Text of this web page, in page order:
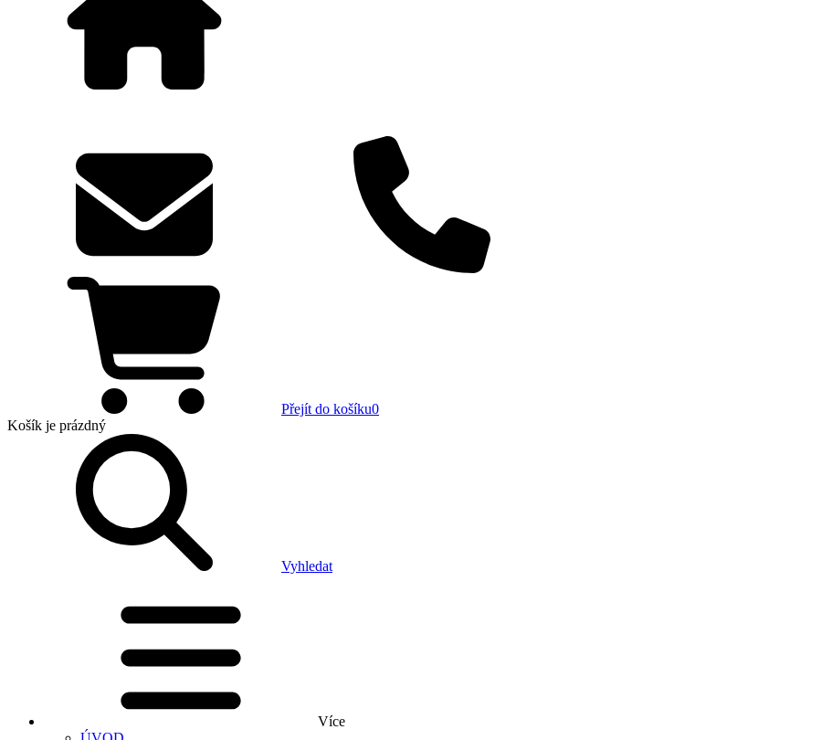
Přejít do košíku0
Košík je prázdný
Vyhledat
Více